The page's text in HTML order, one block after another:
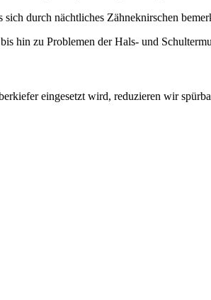
durch nächtliches Zähneknirschen
hin zu Problemen der Hals- und
eingesetzt wird, reduzieren wir